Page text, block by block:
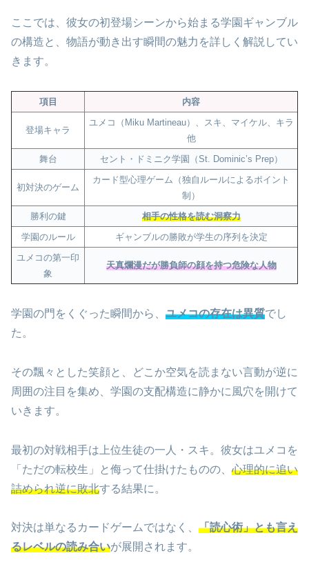
ここでは、彼女の初登場シーンから始まる学園ギャンブル
の構造と、物語が動き出す瞬間の魅力を詳しく解説してい
きます。
項目 内容
登場キャラ
ユメコ（Miku Martineau）、スキ、マイケル、キラ
他
舞台
セント・ドミニク学園（St. Dominic’s Prep）
初対決のゲーム
カード型心理ゲーム（独自ルールによるポイント
制）
勝利の鍵
相手の性格を読む洞察力
学園のルール
ギャンブルの勝敗が学生の序列を決定
ユメコの第一印
象
天真爛漫だが勝負師の顔を持つ危険な人物
学園の門をくぐった瞬間から、 ユメコの存在は異質でし
た。
その飄々とした笑顔と、どこか空気を読まない言動が逆に
周囲の注目を集め、学園の支配構造に静かに風穴を開けて
いきます。
最初の対戦相手は上位生徒の一人・スキ。彼女はユメコを
「ただの転校生」と侮って仕掛けたものの、 心理的に追い
詰められ逆に敗北する結果に。
対決は単なるカードゲームではなく、 「読心術」とも言え
るレベルの読み合いが展開されます。